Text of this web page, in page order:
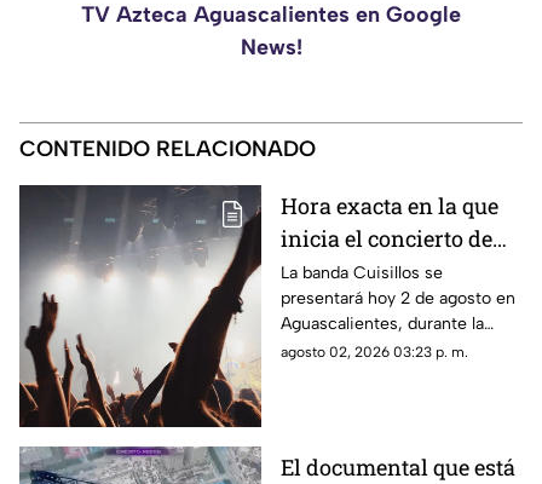
TV Azteca Aguascalientes en Google
News!
CONTENIDO RELACIONADO
Hora exacta en la que
inicia el concierto de
Cuisillos en
Aguascalientes hoy 2
de agosto
La banda Cuisillos se
presentará hoy 2 de agosto en
Aguascalientes, durante la
feria en Jesús María; te
agosto 02, 2026 03:23 p. m.
El documental que está